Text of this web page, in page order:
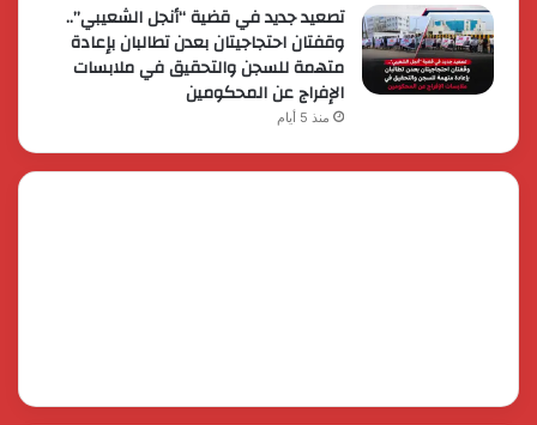
تصعيد جديد في قضية “أنجل الشعيبي”..
وقفتان احتجاجيتان بعدن تطالبان بإعادة
متهمة للسجن والتحقيق في ملابسات
الإفراج عن المحكومين
منذ 5 أيام